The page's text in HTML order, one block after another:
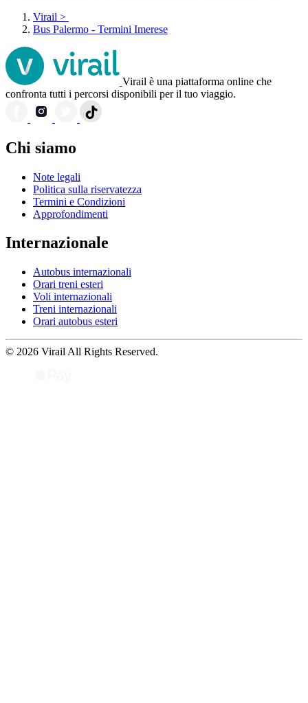
Virail >
Bus Palermo - Termini Imerese
Virail è una piattaforma online che
confronta tutti i percorsi disponibili per il tuo viaggio.
Chi siamo
Note legali
Politica sulla riservatezza
Termini e Condizioni
Approfondimenti
Internazionale
Autobus internazionali
Orari treni esteri
Voli internazionali
Treni internazionali
Orari autobus esteri
© 2026 Virail All Rights Reserved.